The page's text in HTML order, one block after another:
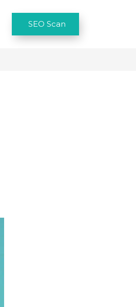
SEO Scan